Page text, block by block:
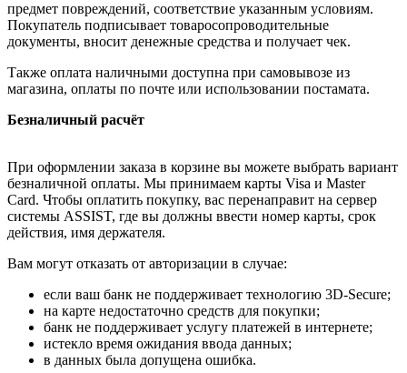
предмет повреждений, соответствие указанным условиям.
Покупатель подписывает товаросопроводительные
документы, вносит денежные средства и получает чек.
Также оплата наличными доступна при самовывозе из
магазина, оплаты по почте или использовании постамата.
Безналичный расчёт
При оформлении заказа в корзине вы можете выбрать вариант
безналичной оплаты. Мы принимаем карты Visa и Master
Card. Чтобы оплатить покупку, вас перенаправит на сервер
системы ASSIST, где вы должны ввести номер карты, срок
действия, имя держателя.
Вам могут отказать от авторизации в случае:
если ваш банк не поддерживает технологию 3D-Secure;
на карте недостаточно средств для покупки;
банк не поддерживает услугу платежей в интернете;
истекло время ожидания ввода данных;
в данных была допущена ошибка.